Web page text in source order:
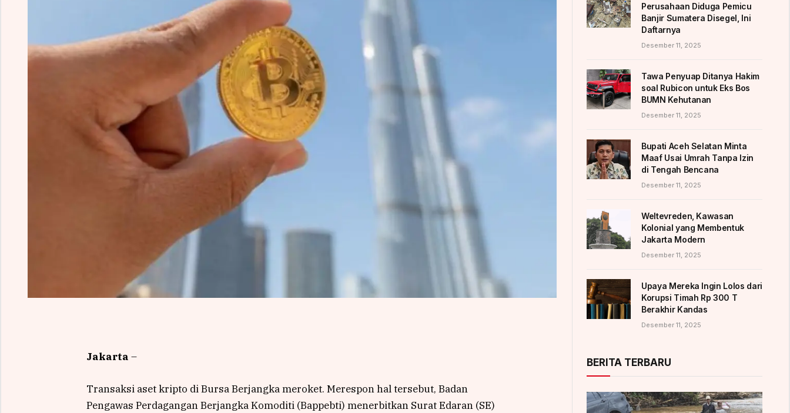
Jakarta –
Transaksi aset kripto di Bursa Berjangka meroket. Merespon hal tersebut, Badan
Pengawas Perdagangan Berjangka Komoditi (Bappebti) menerbitkan Surat Edaran (SE)
Perusahaan Diduga Pemicu
Banjir Sumatera Disegel, Ini
Daftarnya
Desember 11, 2025
Tawa Penyuap Ditanya Hakim
soal Rubicon untuk Eks Bos
BUMN Kehutanan
Desember 11, 2025
Bupati Aceh Selatan Minta
Maaf Usai Umrah Tanpa Izin
di Tengah Bencana
Desember 11, 2025
Weltevreden, Kawasan
Kolonial yang Membentuk
Jakarta Modern
Desember 11, 2025
Upaya Mereka Ingin Lolos dari
Korupsi Timah Rp 300 T
Berakhir Kandas
Desember 11, 2025
BERITA TERBARU